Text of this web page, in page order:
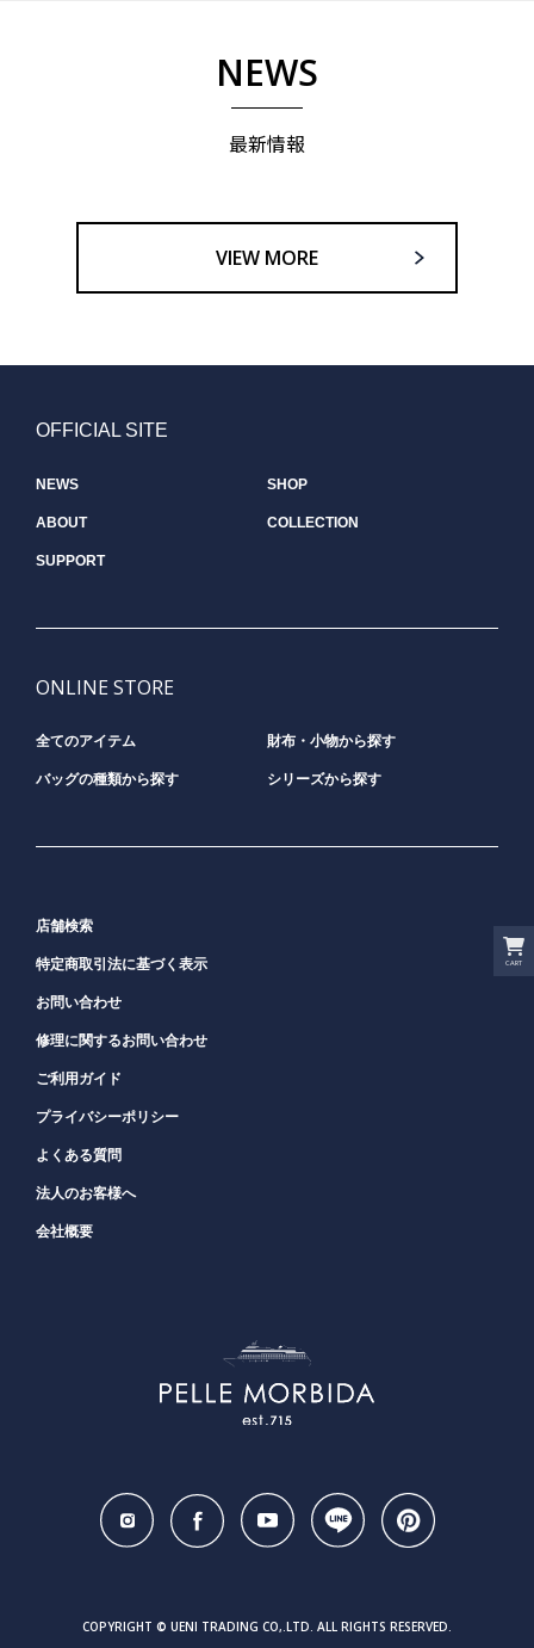
CART
NEWS
最新情報
VIEW MORE
COPYRIGHT © UENI TRADING CO,.LTD. ALL RIGHTS RESERVED.
OFFICIAL SITE
NEWS SHOP
ABOUT COLLECTION
SUPPORT
ONLINE STORE
全てのアイテム 財布・小物から探す
バッグの種類から探す シリーズから探す
店舗検索
特定商取引法に基づく表示
お問い合わせ
修理に関するお問い合わせ
ご利用ガイド
プライバシーポリシー
よくある質問
法人のお客様へ
会社概要